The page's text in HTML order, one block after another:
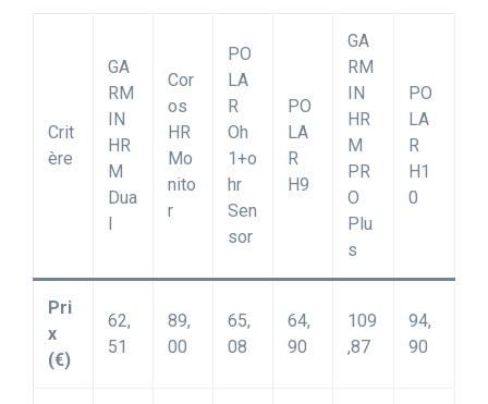
Crit
ère
GA
RM
IN
HR
M
Dua
l
Cor
os
HR
Mo
nito
r
PO
LA
R
Oh
1+o
hr
Sen
sor
PO
LA
R
H9
GA
RM
IN
HR
M
PR
O
Plu
s
PO
LA
R
H1
0
Pri
x
(€)
62,
51
89,
00
65,
08
64,
90
109
,87
94,
90